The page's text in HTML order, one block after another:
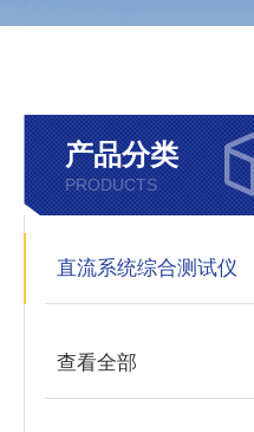
产品分类
PRODUCTS
直流系统综合测试仪
查看全部